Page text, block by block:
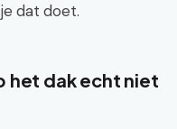
dat doet.
het dak echt niet